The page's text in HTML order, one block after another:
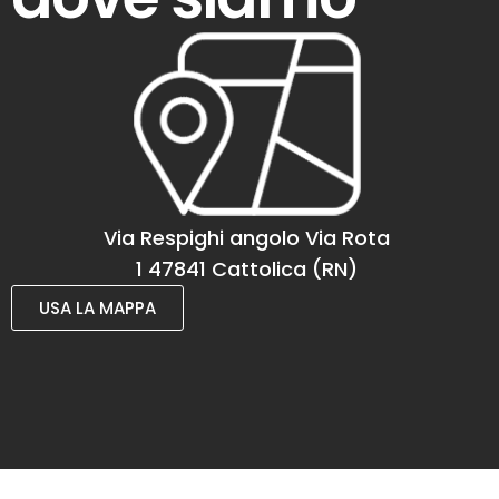
Via Respighi angolo Via Rota
1 47841 Cattolica (RN)
USA LA MAPPA